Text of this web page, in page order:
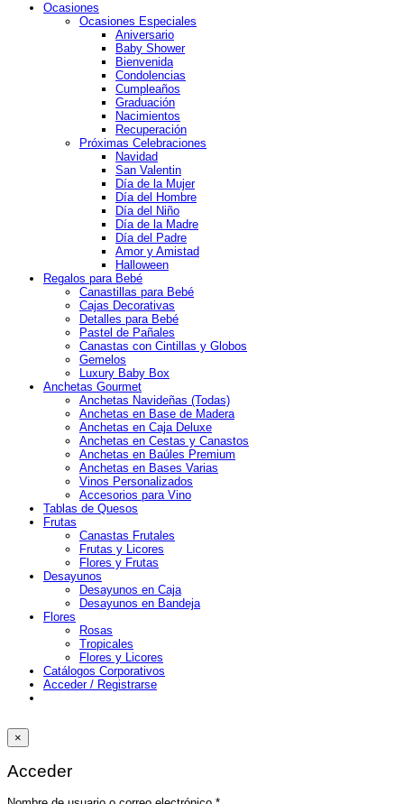
Ocasiones
Ocasiones Especiales
Aniversario
Baby Shower
Bienvenida
Condolencias
Cumpleaños
Graduación
Nacimientos
Recuperación
Próximas Celebraciones
Navidad
San Valentin
Día de la Mujer
Día del Hombre
Día del Niño
Día de la Madre
Día del Padre
Amor y Amistad
Halloween
Regalos para Bebé
Canastillas para Bebé
Cajas Decorativas
Detalles para Bebé
Pastel de Pañales
Canastas con Cintillas y Globos
Gemelos
Luxury Baby Box
Anchetas Gourmet
Anchetas Navideñas (Todas)
Anchetas en Base de Madera
Anchetas en Caja Deluxe
Anchetas en Cestas y Canastos
Anchetas en Baúles Premium
Anchetas en Bases Varias
Vinos Personalizados
Accesorios para Vino
Tablas de Quesos
Frutas
Canastas Frutales
Frutas y Licores
Flores y Frutas
Desayunos
Desayunos en Caja
Desayunos en Bandeja
Flores
Rosas
Tropicales
Flores y Licores
Catálogos Corporativos
Acceder / Registrarse
×
Acceder